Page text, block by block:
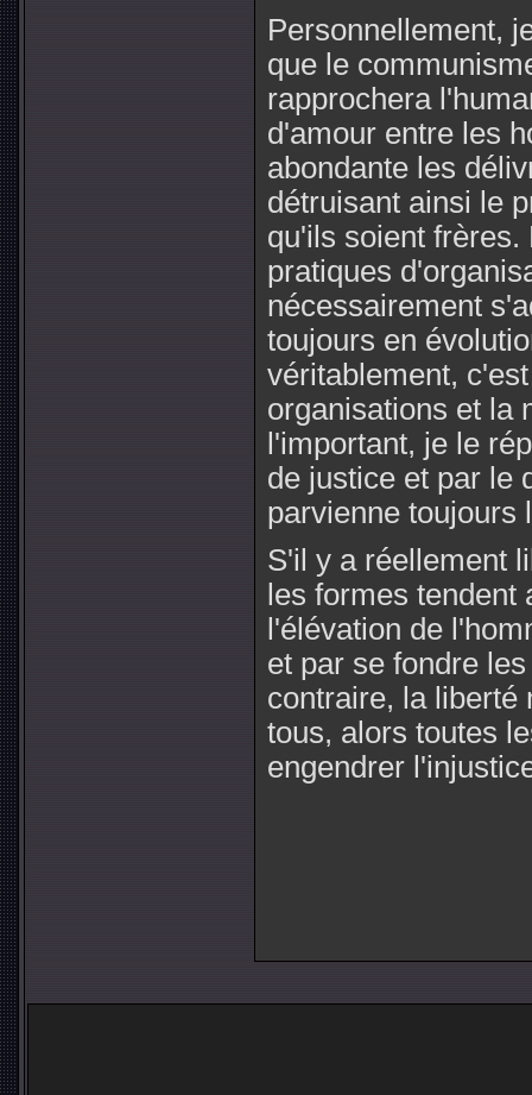
Personnellement,
que le
rapprochera
d'amour entre les
abondante les
détruisant ainsi le
qu'ils soient
pratiques
nécessairement
toujours en
véritablement,
organisations et la
l'important, je le
de justice et par le
parvienne toujours
S'il y a réellement
les formes
l'élévation de
et par se fondre
contraire, la liberté
tous, alors toutes
engendrer